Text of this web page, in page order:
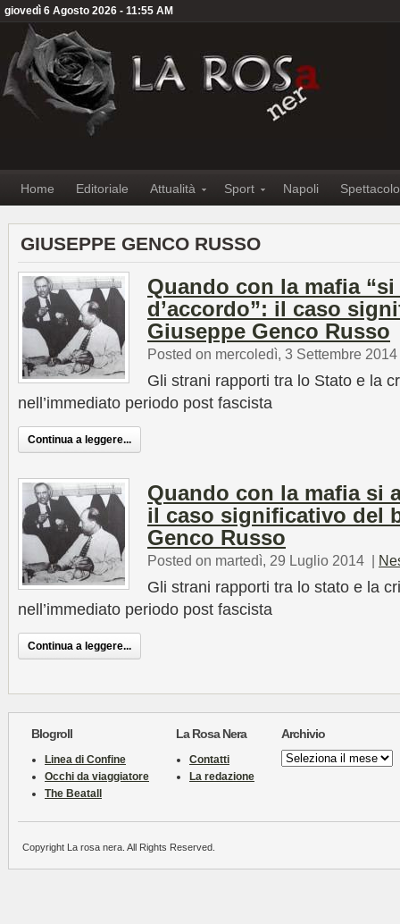
giovedì 6 Agosto 2026 - 11:55 AM
Home Editoriale Attualità Sport Napoli Spettacolo
GIUSEPPE GENCO RUSSO
Quando con la mafia “si
d’accordo”: il caso
Giuseppe Genco Russo
Posted on mercoledì, 3 Settembre 2014
Gli strani rapporti tra lo Stato e la
nell’immediato periodo post fascista
Continua a leggere...
Quando con la mafia si
il caso significativo del
Genco Russo
Posted on martedì, 29 Luglio 2014 |
Gli strani rapporti tra lo stato e la
nell’immediato periodo post fascista
Continua a leggere...
Blogroll
Linea di Confine
Occhi da viaggiatore
The Beatall
La Rosa Nera
Contatti
La redazione
Archivio
Archivio
Copyright La rosa nera. All Rights Reserved.